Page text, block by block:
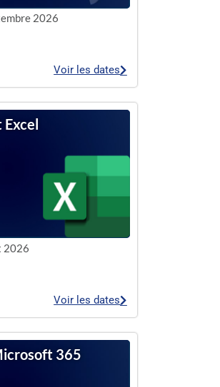
2026
Voir les dates
Excel
2026
Voir les dates
365